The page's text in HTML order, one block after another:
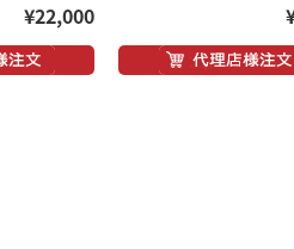
¥22,000